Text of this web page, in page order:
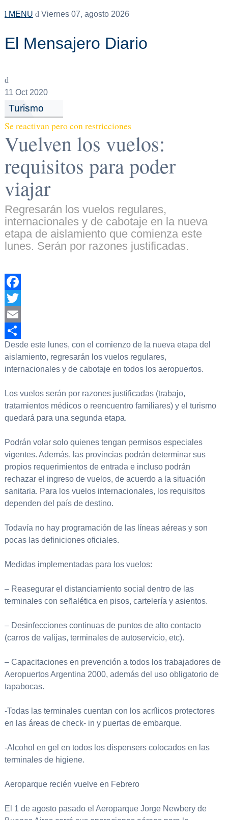
MENU Viernes 07, agosto 2026
El Mensajero Diario
11 Oct 2020
Turismo
Se reactivan pero con restricciones
Vuelven los vuelos:
requisitos para poder
viajar
Regresarán los vuelos regulares,
internacionales y de cabotaje en la nueva
etapa de aislamiento que comienza este
lunes. Serán por razones justificadas.
Facebook
Twitter
Email
Compartir
Desde este lunes, con el comienzo de la nueva etapa del
aislamiento, regresarán los vuelos regulares,
internacionales y de cabotaje en todos los aeropuertos.
Los vuelos serán por razones justificadas (trabajo,
tratamientos médicos o reencuentro familiares) y el turismo
quedará para una segunda etapa.
Podrán volar solo quienes tengan permisos especiales
vigentes. Además, las provincias podrán determinar sus
propios requerimientos de entrada e incluso podrán
rechazar el ingreso de vuelos, de acuerdo a la situación
sanitaria. Para los vuelos internacionales, los requisitos
dependen del país de destino.
Todavía no hay programación de las líneas aéreas y son
pocas las definiciones oficiales.
Medidas implementadas para los vuelos:
– Reasegurar el distanciamiento social dentro de las
terminales con señalética en pisos, cartelería y asientos.
– Desinfecciones continuas de puntos de alto contacto
(carros de valijas, terminales de autoservicio, etc).
– Capacitaciones en prevención a todos los trabajadores de
Aeropuertos Argentina 2000, además del uso obligatorio de
tapabocas.
-Todas las terminales cuentan con los acrílicos protectores
en las áreas de check- in y puertas de embarque.
-Alcohol en gel en todos los dispensers colocados en las
terminales de higiene.
Aeroparque recién vuelve en Febrero
El 1 de agosto pasado el Aeroparque Jorge Newbery de